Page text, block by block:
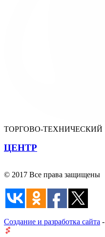
ТОРГОВО-ТЕХНИЧЕСКИЙ
ЦЕНТР
© 2017 Все права защищены
Создание и разработка сайта -